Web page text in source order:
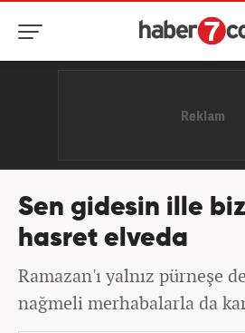
Sen gidesin ille
hasret elveda
Ramazan'ı yalnız pürneşe
nağmeli merhabalarla da